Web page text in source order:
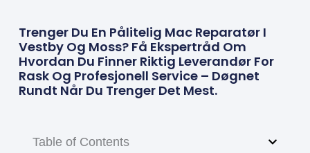
Trenger Du En Pålitelig Mac Reparatør I
Vestby Og Moss? Få Ekspertråd Om
Hvordan Du Finner Riktig Leverandør For
Rask Og Profesjonell Service – Døgnet
Rundt Når Du Trenger Det Mest.
Table of Contents